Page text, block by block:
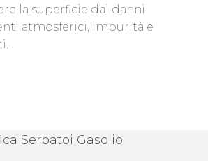
la superficie dai danni
atmosferici, impurità e
Serbatoi Gasolio